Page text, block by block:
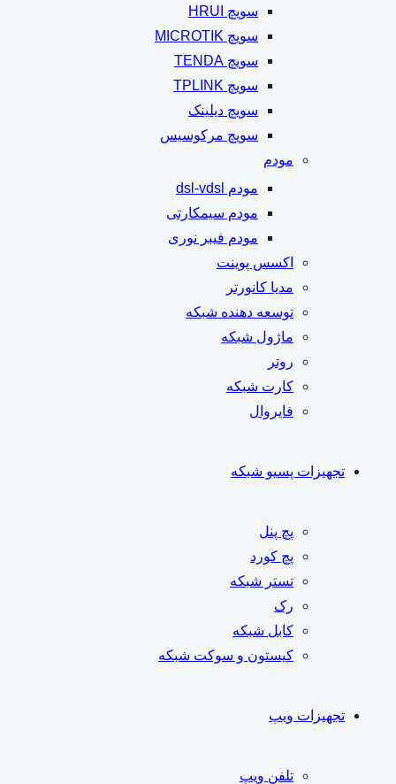
سویچ HRUI
سویچ MICROTIK
سویچ TENDA
سویچ TPLINK
سویچ دیلینک
سویچ مرکوسیس
مودم
مودم dsl-vdsl
مودم سیمکارتی
مودم فیبر نوری
اکسس پوینت
مدیا کانورتر
توسعه دهنده شبکه
ماژول شبکه
روتر
کارت شبکه
فایروال
تجهیزات پسیو شبکه
پچ پنل
پچ کورد
تستر شبکه
رک
کابل شبکه
کیستون و سوکت شبکه
تجهیزات ویپ
تلفن ویپ